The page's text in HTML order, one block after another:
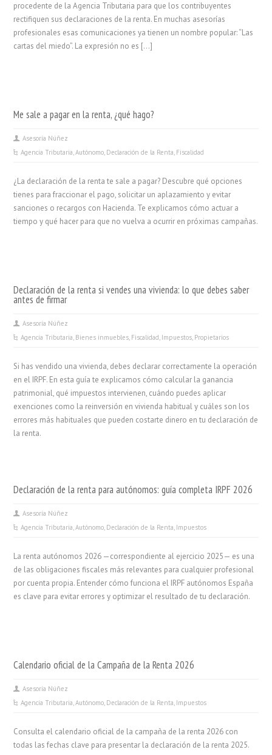
procedente de la Agencia Tributaria para que los contribuyentes
rectifiquen sus declaraciones de la renta. En muchas asesorías
profesionales esas comunicaciones ya tienen un nombre popular: “Las
cartas del miedo”. La expresión no es […]
Me sale a pagar en la renta, ¿qué hago?
Asesoría Núñez
Agencia Tributaria,Autónomo, Declaración de la Renta, Fiscalidad
¿La declaración de la renta te sale a pagar? Descubre qué opciones
tienes para fraccionar el pago, solicitar un aplazamiento y evitar
sanciones o recargos con Hacienda. Te explicamos cómo actuar a
tiempo y qué hacer para que no vuelva a ocurrir en próximas campañas.
Declaración de la renta si vendes una vivienda: lo que debes saber
antes de firmar
Asesoría Núñez
Agencia Tributaria, Bienes inmuebles, Fiscalidad, Impuestos, Propietarios
Si has vendido una vivienda, debes declarar correctamente la operación
en el IRPF. En esta guía te explicamos cómo calcular la ganancia
patrimonial, qué impuestos intervienen, cuándo puedes aplicar
exenciones como la reinversión en vivienda habitual y cuáles son los
errores más habituales que pueden costarte dinero en tu declaración de
la renta.
Declaración de la renta para autónomos: guía completa IRPF 2026
Asesoría Núñez
Agencia Tributaria,Autónomo, Declaración de la Renta, Impuestos
La renta autónomos 2026 —correspondiente al ejercicio 2025— es una
de las obligaciones fiscales más relevantes para cualquier profesional
por cuenta propia. Entender cómo funciona el IRPF autónomos España
es clave para evitar errores y optimizar el resultado de tu declaración.
Calendario oficial de la Campaña de la Renta 2026
Asesoría Núñez
Agencia Tributaria,Autónomo, Declaración de la Renta, Impuestos
Consulta el calendario oficial de la campaña de la renta 2026 con
todas las fechas clave para presentar la declaración de la renta 2025.